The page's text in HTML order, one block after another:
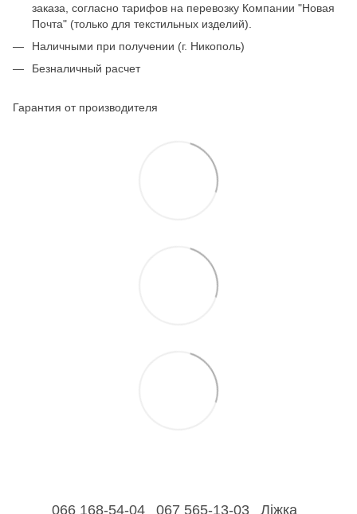
заказа, согласно тарифов на перевозку Компании "Новая
Почта" (только для текстильных изделий).
Наличными при получении (г. Никополь)
Безналичный расчет
Гарантия от производителя
066 168-54-04 067 565-13-03 Ліжка